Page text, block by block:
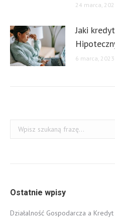
24 marca,
Jaki
6 marca, 2023
Szukaj:
Ostatnie wpisy
Działalność Gospodarcza a